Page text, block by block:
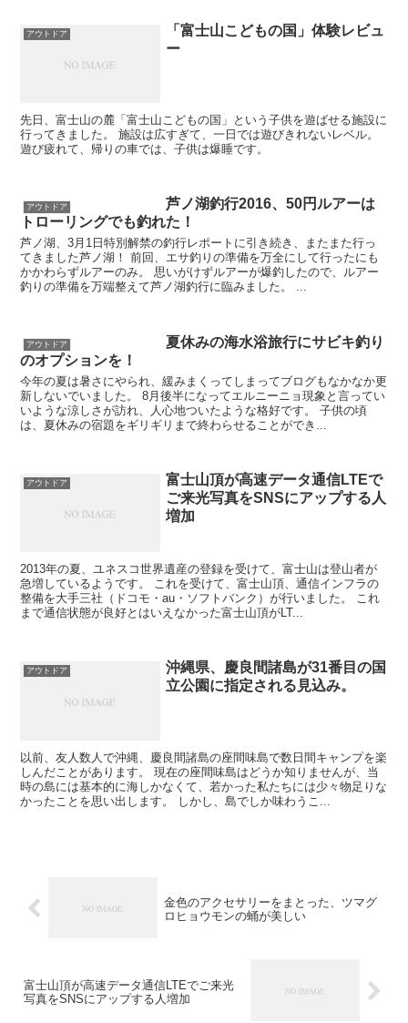
アウトドア
「富士山こどもの国」体験レビュ
ー
先日、富士山の麓「富士山こどもの国」という子供を遊ばせる施設に
行ってきました。 施設は広すぎて、一日では遊びきれないレベル。
遊び疲れて、帰りの車では、子供は爆睡です。
アウトドア
芦ノ湖釣行2016、50円ルアーは
トローリングでも釣れた！
芦ノ湖、3月1日特別解禁の釣行レポートに引き続き、またまた行っ
てきました芦ノ湖！ 前回、エサ釣りの準備を万全にして行ったにも
かかわらずルアーのみ。 思いがけずルアーが爆釣したので、ルアー
釣りの準備を万端整えて芦ノ湖釣行に臨みました。 ...
アウトドア
夏休みの海水浴旅行にサビキ釣り
のオプションを！
今年の夏は暑さにやられ、緩みまくってしまってブログもなかなか更
新しないでいました。 8月後半になってエルニーニョ現象と言ってい
いような涼しさが訪れ、人心地ついたような格好です。 子供の頃
は、夏休みの宿題をギリギリまで終わらせることができ...
アウトドア
富士山頂が高速データ通信LTEで
ご来光写真をSNSにアップする人
増加
2013年の夏、ユネスコ世界遺産の登録を受けて、富士山は登山者が
急増しているようです。 これを受けて、富士山頂、通信インフラの
整備を大手三社（ドコモ・au・ソフトバンク）が行いました。 これ
まで通信状態が良好とはいえなかった富士山頂がLT...
アウトドア
沖縄県、慶良間諸島が31番目の国
立公園に指定される見込み。
以前、友人数人で沖縄、慶良間諸島の座間味島で数日間キャンプを楽
しんだことがあります。 現在の座間味島はどうか知りませんが、当
時の島には基本的に海しかなくて、若かった私たちには少々物足りな
かったことを思い出します。 しかし、島でしか味わうこ...
金色のアクセサリーをまとった、ツマグ
ロヒョウモンの蛹が美しい
富士山頂が高速データ通信LTEでご来光
写真をSNSにアップする人増加